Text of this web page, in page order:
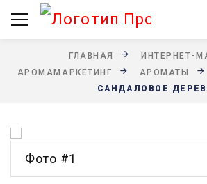
ГЛАВНАЯ
ИНТЕРНЕТ-
АРОМАМАРКЕТИНГ
АРОМАТЫ
САНДАЛОВОЕ
Фото #1